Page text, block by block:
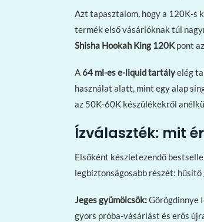
Azt tapasztalom, hogy a 120K-s
termék első vásárlóknak túl
Shisha Hookah King 120Kpont
A64 ml-es e-liquid tartályelég
használat alatt, mint egy alap
az 50K-60K készülékekről
Ízválaszték: mit
Elsőként készletezendő
legbiztonságosabb részét:
Jeges gyümölcsök:Görögdinnye
gyors próba-vásárlást és erős